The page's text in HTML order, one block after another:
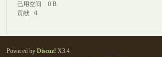
已用空间
0 B
贡献
0
Powered byDiscuz! X3.4